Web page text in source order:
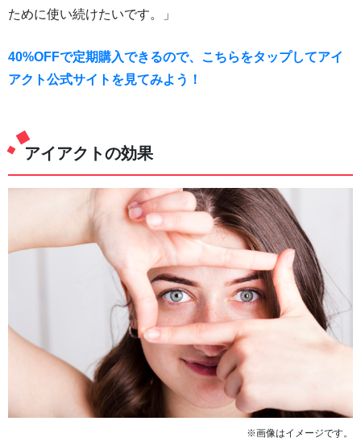
ために使い続けたいです。」
40%OFFで定期購入できるので、こちらをタップしてアイ
アクト公式サイトを見てみよう！
アイアクトの効果
※画像はイメージです。